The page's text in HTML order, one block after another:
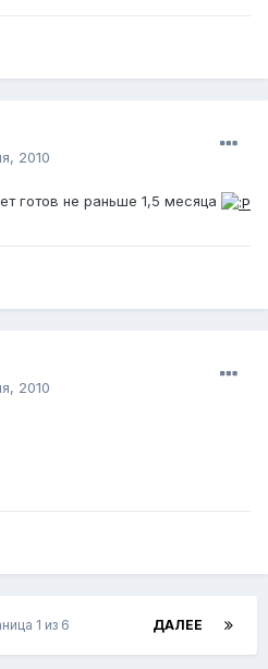
2010
готов не раньше 1,5 месяца
2010
ДАЛЕЕ
1 из 6